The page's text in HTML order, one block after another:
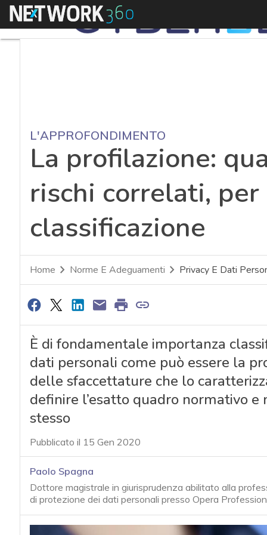
Menu
L'APPROFONDIMENTO
La profilazione:
rischi correlati,
classificazione
Home Norme E Adeguamenti Privacy E Dati
È di fondamentale importanza
dati personali come può essere la
delle sfaccettature che lo
definire l’esatto quadro normativo
stesso
Pubblicato il 15 Gen 2020
Paolo Spagna
Dottore magistrale in giurisprudenza abilitato alla
di protezione dei dati personali presso Opera